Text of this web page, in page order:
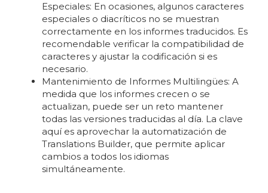
Especiales: En ocasiones, algunos caracteres
especiales o diacríticos no se muestran
correctamente en los informes traducidos. Es
recomendable verificar la compatibilidad de
caracteres y ajustar la codificación si es
necesario.
Mantenimiento de Informes Multilingües: A
medida que los informes crecen o se
actualizan, puede ser un reto mantener
todas las versiones traducidas al día. La clave
aquí es aprovechar la automatización de
Translations Builder, que permite aplicar
cambios a todos los idiomas
simultáneamente.